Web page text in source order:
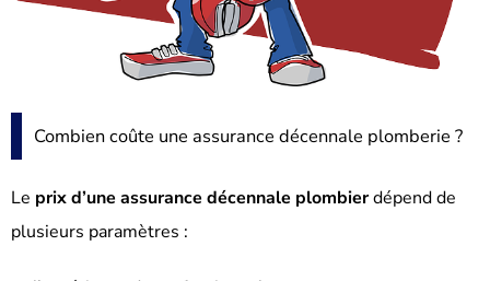
Combien coûte une assurance décennale plomberie ?
Le prix d’une assurance décennale plombierdépend de
plusieurs paramètres :